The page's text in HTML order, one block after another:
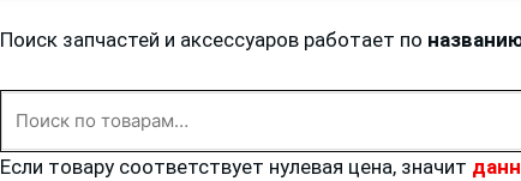
Поиск запчастей и аксессуаров работает по
Если товару соответствует нулевая цена, значит